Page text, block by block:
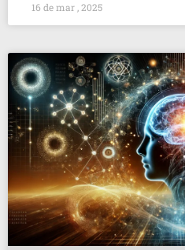
16 de mar , 2025